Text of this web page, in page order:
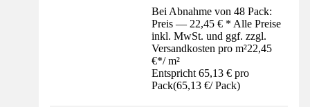
Bei Abnahme von 48 Pack:
Preis — 22,45 € * Alle Preise
inkl. MwSt. und ggf. zzgl.
Versandkosten pro m²22,45
€*/ m²
Entspricht 65,13 € pro
Pack(65,13 €/ Pack)